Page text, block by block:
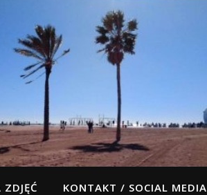
ZDJĘĆ KONTAKT / SOCIAL MEDIA